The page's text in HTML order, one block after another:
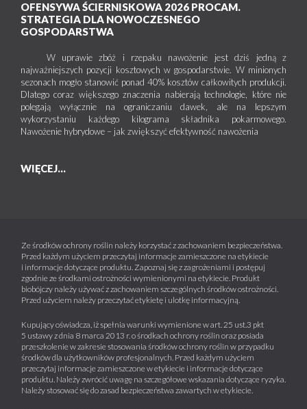
OFENSYWA ŚCIERNISKOWA 2026 PROCAM.
STRATEGIA DLA NOWOCZESNEGO
GOSPODARSTWA
W uprawie zbóż i rzepaku nawożenie jest dziś jedną z
najważniejszych pozycji kosztowych w gospodarstwie. W minionych
sezonach mogło stanowić ponad 40% kosztów całkowitych produkcji.
Dlatego coraz większego znaczenia nabierają technologie, które nie
polegają wyłącznie na ograniczaniu dawek, ale na lepszym
wykorzystaniu każdego kilograma składnika pokarmowego.
Nawożenie hybrydowe – jak zwiększyć efektywność nawożenia
WIĘCEJ...
Ze środków ochrony roślin należy korzystać z zachowaniem bezpieczeństwa.
Przed każdym użyciem przeczytaj informacje zamieszczone na etykiecie
i informacje dotyczące produktu. Zapoznaj się z zagrożeniami i postępuj
zgodnie ze środkami ostrożności wymienionymi na etykiecie. Produkt
biobójczy należy używać z zachowaniem szczególnych środków ostrożności.
Przed użyciem należy przeczytać etykietę i ulotkę informacyjną.
Kupujący oświadcza, iż spełnia warunki wymienione w art. 25 ust.3 pkt
5 ustawy z dnia 8 marca 2013 r. o środkach ochrony roślin oraz posiada
przeszkolenie w zakresie stosowania środków ochrony roślin w przypadku
środków dla użytkowników profesjonalnych. Przed każdym użyciem
przeczytaj informacje zamieszczone w etykiecie i informacje dotyczące
produktu. Należy zwrócić uwagę na szczegółowe wskazania dotyczące ryzyka.
Należy stosować się do zasad bezpieczeństwa zawartych w etykiecie.